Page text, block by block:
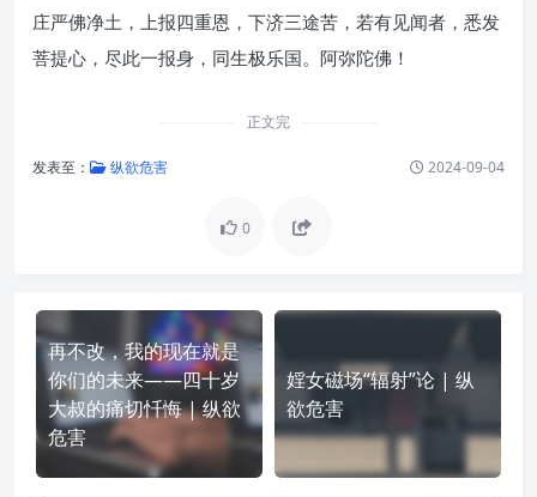
庄严佛净土，上报四重恩，下济三途苦，若有见闻者，悉发
菩提心，尽此一报身，同生极乐国。阿弥陀佛！
正文完
发表至： 纵欲危害 2024-09-04
0
​再不改，我的现在就是
你们的未来——四十岁
大叔的痛切忏悔 | 纵欲
危害
婬女磁场“辐射”论 | 纵
欲危害